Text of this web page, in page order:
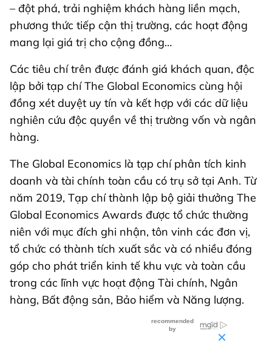
– đột phá, trải nghiệm khách hàng liền mạch,
phương thức tiếp cận thị trường, các hoạt động
mang lại giá trị cho cộng đồng…
Các tiêu chí trên được đánh giá khách quan, độc
lập bởi tạp chí The Global Economics cùng hội
đồng xét duyệt uy tín và kết hợp với các dữ liệu
nghiên cứu độc quyền về thị trường vốn và ngân
hàng.
The Global Economics là tạp chí phân tích kinh
doanh và tài chính toàn cầu có trụ sở tại Anh. Từ
năm 2019, Tạp chí thành lập bộ giải thưởng The
Global Economics Awards được tổ chức thường
niên với mục đích ghi nhận, tôn vinh các đơn vị,
tổ chức có thành tích xuất sắc và có nhiều đóng
góp cho phát triển kinh tế khu vực và toàn cầu
trong các lĩnh vực hoạt động Tài chính, Ngân
hàng, Bất động sản, Bảo hiểm và Năng lượng.